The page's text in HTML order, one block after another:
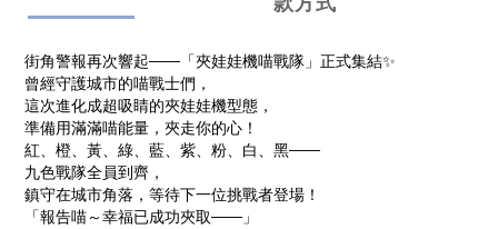
街角警報再次響起——「夾娃娃機喵戰隊」正式集結✨
曾經守護城市的喵戰士們，
這次進化成超吸睛的夾娃娃機型態，
準備用滿滿喵能量，夾走你的心！
紅、橙、黃、綠、藍、紫、粉、白、黑——
九色戰隊全員到齊，
鎮守在城市角落，等待下一位挑戰者登場！
「報告喵～幸福已成功夾取——」